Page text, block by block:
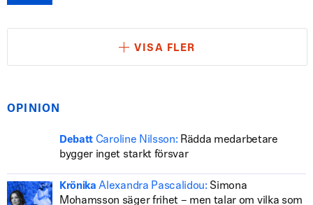
VISA FLER
OPINION
Debatt Caroline Nilsson: Rädda medarbetare
bygger inget starkt försvar
Krönika Alexandra Pascalidou: Simona
Mohamsson säger frihet – men talar om vilka som